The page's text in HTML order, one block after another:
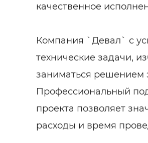
качественное
Компания `Девал` с
технические задачи,
заниматься решением
Профессиональный
проекта позволяет
расходы и время